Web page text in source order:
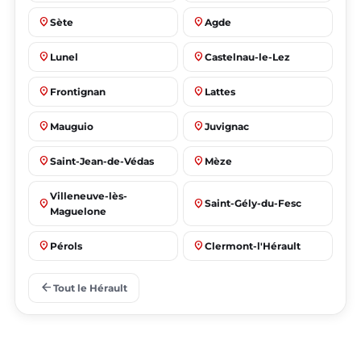
place Sète place Agde
place Lunel place Castelnau-le-Lez
place Frontignan place Lattes
place Mauguio place Juvignac
place Saint-Jean-de-Védas place Mèze
place
Villeneuve-lès-
Maguelone
place Saint-Gély-du-Fesc
place Pérols place Clermont-l'Hérault
place
arrow_back Tout le Hérault